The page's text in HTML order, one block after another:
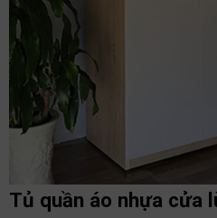
Tủ quần áo nhựa cửa